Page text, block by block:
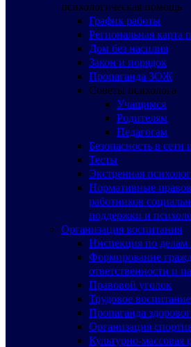
психологическая помощь
График работы
Региональная карта
Дом без насилия
Закон и порядок
Пропаганда ЗОЖ
Советы психолога
Учащимся
Родителям
Педагогам
Безопасность в сети
Тесты
Экстренная
Нормативные
работников
поддержки и
Организация воспитания
Инспекция по делам
Формирование
ответственности и
Правовой уголок
Трудовое воспитание
Пропаганда
Организация
Культурно-массовая